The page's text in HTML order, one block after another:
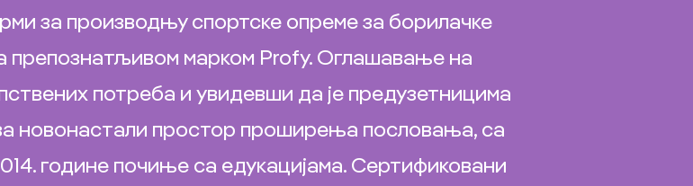
за производњу спортске опреме за борилачке
препознатљивом марком Profy. Оглашавање на
потреба и увидевши да је предузетницима
новонастали простор проширења пословања, са
године почиње са едукацијама. Сертификовани